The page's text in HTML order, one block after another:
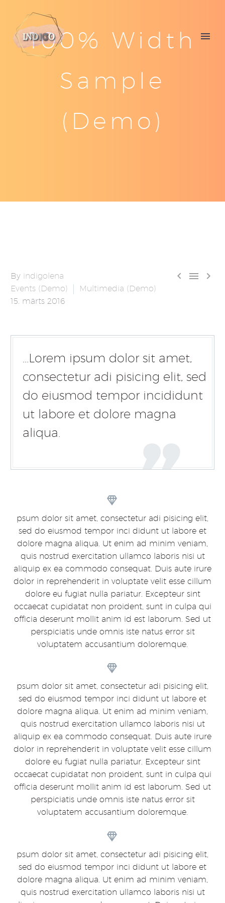
100% Width
Sample
(Demo)
  
By indigolena
Events (Demo)
Multimedia (Demo)
15. märts 2016
…Lorem ipsum dolor sit amet,
consectetur adi pisicing elit, sed
do eiusmod tempor incididunt
ut labore et dolore magna
aliqua.


psum dolor sit amet, consectetur adi pisicing elit,
sed do eiusmod tempor inci didunt ut labore et
dolore magna aliqua. Ut enim ad minim veniam,
quis nostrud exercitation ullamco laboris nisi ut
aliquip ex ea commodo consequat. Duis aute irure
dolor in reprehenderit in voluptate velit esse cillum
dolore eu fugiat nulla pariatur. Excepteur sint
occaecat cupidatat non proident, sunt in culpa qui
officia deserunt mollit anim id est laborum. Sed ut
perspiciatis unde omnis iste natus error sit
voluptatem accusantium doloremque.


psum dolor sit amet, consectetur adi pisicing elit,
sed do eiusmod tempor inci didunt ut labore et
dolore magna aliqua. Ut enim ad minim veniam,
quis nostrud exercitation ullamco laboris nisi ut
aliquip ex ea commodo consequat. Duis aute irure
dolor in reprehenderit in voluptate velit esse cillum
dolore eu fugiat nulla pariatur. Excepteur sint
occaecat cupidatat non proident, sunt in culpa qui
officia deserunt mollit anim id est laborum. Sed ut
perspiciatis unde omnis iste natus error sit
voluptatem accusantium doloremque.


psum dolor sit amet, consectetur adi pisicing elit,
sed do eiusmod tempor inci didunt ut labore et
dolore magna aliqua. Ut enim ad minim veniam,
quis nostrud exercitation ullamco laboris nisi ut